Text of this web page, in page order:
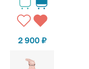
2 900 ₽